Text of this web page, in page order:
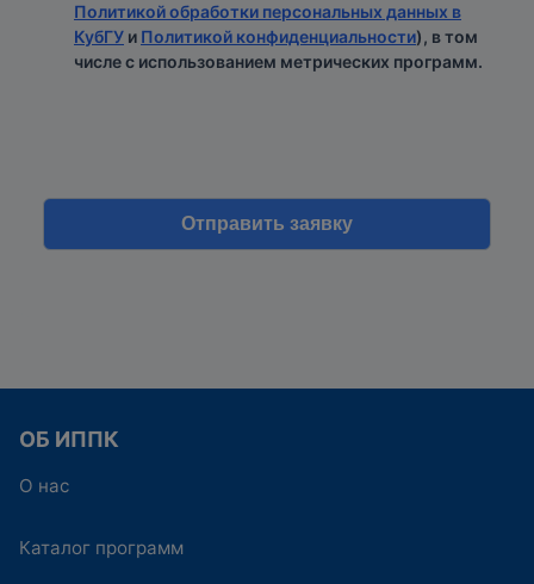
Политикой обработки персональных данных в
КубГУ и Политикой конфиденциальности), в том
числе с использованием метрических программ.
ОБ ИППК
О нас
Каталог программ